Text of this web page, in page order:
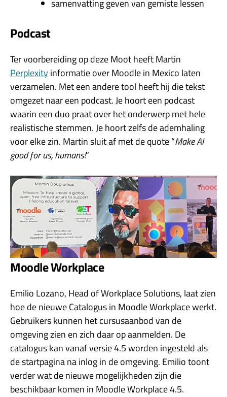
samenvatting geven van gemiste lessen
Podcast
Ter voorbereiding op deze Moot heeft Martin
Perplexityinformatie over Moodle in Mexico laten
verzamelen. Met een andere tool heeft hij die tekst
omgezet naar een podcast. Je hoort een podcast
waarin een duo praat over het onderwerp met hele
realistische stemmen. Je hoort zelfs de ademhaling
voor elke zin. Martin sluit af met de quote “Make AI
good for us, humans!“
Moodle Workplace
Emilio Lozano, Head of Workplace Solutions, laat zien
hoe de nieuwe Catalogus in Moodle Workplace werkt.
Gebruikers kunnen het cursusaanbod van de
omgeving zien en zich daar op aanmelden. De
catalogus kan vanaf versie 4.5 worden ingesteld als
de startpagina na inlog in de omgeving. Emilio toont
verder wat de nieuwe mogelijkheden zijn die
beschikbaar komen in Moodle Workplace 4.5.